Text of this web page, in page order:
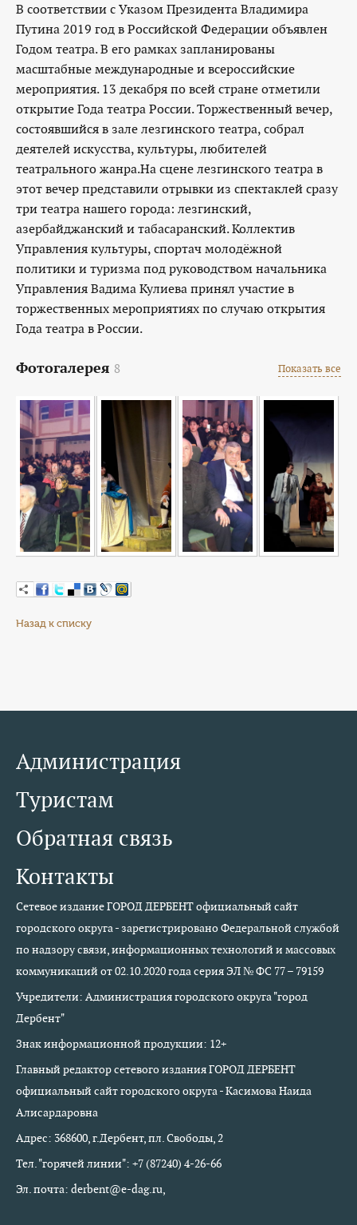
В соответствии с Указом Президента Владимира
Путина 2019 год в Российской Федерации объявлен
Годом театра. В его рамках запланированы
масштабные международные и всероссийские
мероприятия. 13 декабря по всей стране отметили
открытие Года театра России. Торжественный вечер,
состоявшийся в зале лезгинского театра, собрал
деятелей искусства, культуры, любителей
театрального жанра.На сцене лезгинского театра в
этот вечер представили отрывки из спектаклей сразу
три театра нашего города: лезгинский,
азербайджанский и табасаранский. Коллектив
Управления культуры, спортач молодёжной
политики и туризма под руководством начальника
Управления Вадима Кулиева принял участие в
торжественных мероприятиях по случаю открытия
Года театра в России.
Фотогалерея 8 Показать все
Назад к списку
Администрация
Туристам
Обратная связь
Контакты
Сетевое издание ГОРОД ДЕРБЕНТ официальный сайт
городского округа - зарегистрировано Федеральной службой
по надзору связи, информационных технологий и массовых
коммуникаций от 02.10.2020 года серия ЭЛ № ФС 77 – 79159
Учредители: Администрация городского округа "город
Дербент"
Знак информационной продукции: 12+
Главный редактор сетевого издания ГОРОД ДЕРБЕНТ
официальный сайт городского округа - Касимова Наида
Алисардаровна
Адрес: 368600, г.Дербент, пл. Свободы, 2
Тел. "горячей линии": +7 (87240) 4-26-66
Эл. почта: derbent@e-dag.ru,